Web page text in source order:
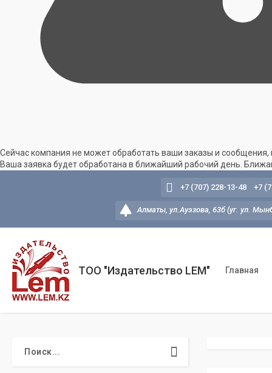
Сейчас компания не может обработать ваши заказы и сообщения,
Ваша заявка будет обработана в ближайший рабочий день.
Алматы, ул.Ауэзова, 63б (уг. ул.
+7 (707) 228-13-48 +7
ТОО "Издательство LEM" Главная